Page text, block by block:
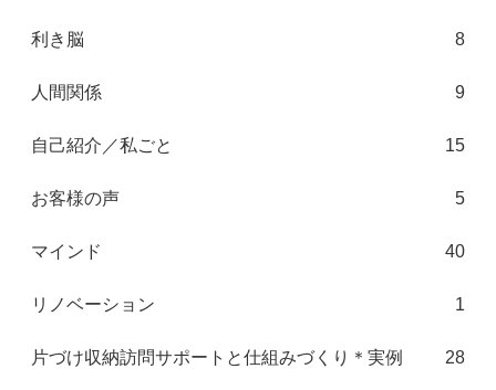
利き脳 8
人間関係 9
自己紹介／私ごと 15
お客様の声 5
マインド 40
リノベーション 1
片づけ収納訪問サポートと仕組みづくり＊実例 28